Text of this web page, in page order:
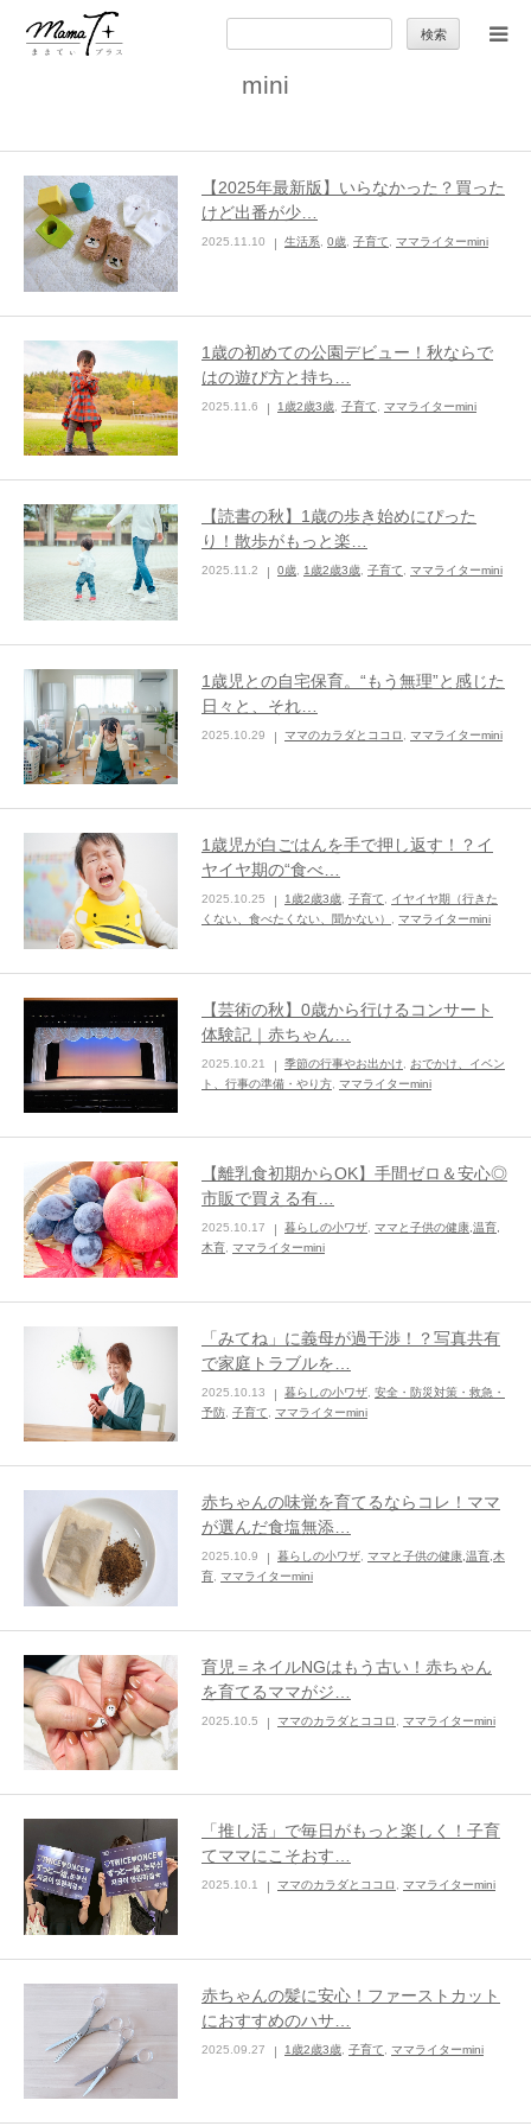
索:
mini
【2025年最新版】いらなかった？買った
けど出番が少…
2025.11.10 生活系 0歳 子育て ママライターmini
1歳の初めての公園デビュー！秋ならで
はの遊び方と持ち…
2025.11.6 1歳2歳3歳 子育て ママライターmini
【読書の秋】1歳の歩き始めにぴった
り！散歩がもっと楽…
2025.11.2 0歳 1歳2歳3歳 子育て ママライターmini
1歳児との自宅保育。“もう無理”と感じた
日々と、それ…
2025.10.29 ママのカラダとココロ ママライターmini
1歳児が白ごはんを手で押し返す！？イ
ヤイヤ期の“食べ…
2025.10.25 1歳2歳3歳 子育て
イヤイヤ期（行きた
くない、食べたくない、聞かない）
ママライターmini
【芸術の秋】0歳から行けるコンサート
体験記｜赤ちゃん…
2025.10.21 季節の行事やお出かけ
おでかけ、イベン
ト、行事の準備・やり方 ママライターmini
【離乳食初期からOK】手間ゼロ＆安心◎
市販で買える有…
2025.10.17 暮らしの小ワザ ママと子供の健康,温育,
木育 ママライターmini
「みてね」に義母が過干渉！？写真共有
で家庭トラブルを…
2025.10.13 暮らしの小ワザ 安全・防災対策・救急・
予防 子育て ママライターmini
赤ちゃんの味覚を育てるならコレ！ママ
が選んだ食塩無添…
2025.10.9 暮らしの小ワザ ママと子供の健康,温育,木
育 ママライターmini
育児＝ネイルNGはもう古い！赤ちゃん
を育てるママがジ…
2025.10.5 ママのカラダとココロ ママライターmini
「推し活」で毎日がもっと楽しく！子育
てママにこそおす…
2025.10.1 ママのカラダとココロ ママライターmini
赤ちゃんの髪に安心！ファーストカット
におすすめのハサ…
2025.09.27 1歳2歳3歳 子育て ママライターmini
セカンドキャリア
子育て
季節の行事やお出かけ
特集
ままてぃ編集部